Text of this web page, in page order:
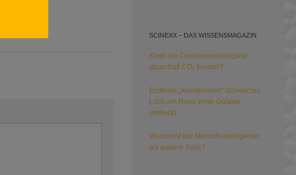
SCINEXX – DAS WISSENSMAGAZIN
Kann die Ozeaneisendüngung
dauerhaft CO₂ binden?
Erstmals „wanderndes“ Schwarzes
Loch am Rand einer Galaxie
entdeckt
Warum ist der Mensch intelligenter
als andere Tiere?